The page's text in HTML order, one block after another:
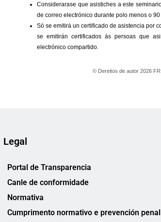
Legal
Portal de Transparencia
Canle de conformidade
Normativa
Cumprimento normativo e prevención penal